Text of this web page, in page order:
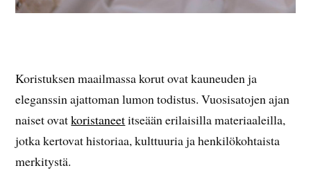
Koristuksen maailmassa korut ovat kauneuden ja
eleganssin ajattoman lumon todistus. Vuosisatojen ajan
naiset ovatkoristaneetitseään erilaisilla materiaaleilla,
jotka kertovat historiaa, kulttuuria ja henkilökohtaista
merkitystä.